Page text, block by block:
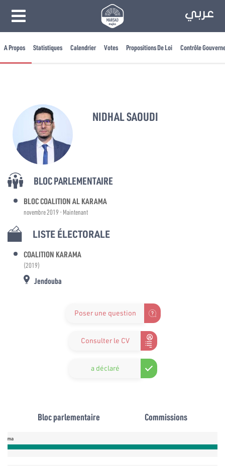
A Propos Statistiques Calendrier Votes Propositions De Loi Contrôle
NIDHAL SAOUDI
BLOC PARLEMENTAIRE
BLOC COALITION AL KARAMA
novembre 2019 - Maintenant
LISTE ÉLECTORALE
COALITION KARAMA
(2019)
Jendouba
Poser une question
Consulter le CV
a déclaré
Bloc parlementaire Commissions